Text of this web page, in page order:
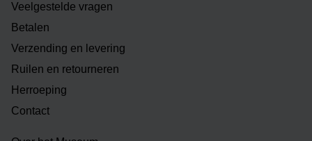
Veelgestelde vragen
Betalen
Verzending en levering
Ruilen en retourneren
Herroeping
Contact